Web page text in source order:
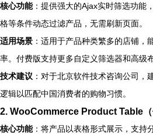
核心功能：提供强大的Ajax实时筛选功能
格等条件动态过滤产品，无需刷新页面。
适用场景 ：适用于产品种类繁多的店铺，
率。付费版支持更多自定义筛选器和高级
技术建议 ：对于北京软件技术咨询公司
逻辑以匹配中国消费者的购物习惯。
2. WooCommerce Product Table（
核心功能：将产品以表格形式展示，支持